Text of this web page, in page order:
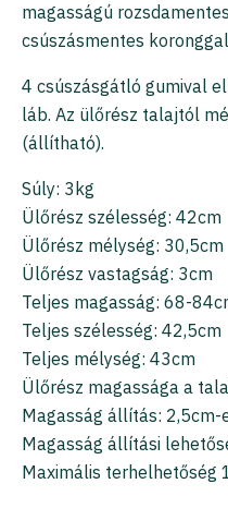
magasságú
csúszásmentes
4 csúszásgátló gumival
láb. Az ülőrész talajtól
(állítható).
Súly: 3kg
Ülőrész szélesség: 42cm
Ülőrész mélység: 30,5cm
Ülőrész vastagság: 3cm
Teljes magasság: 68-
Teljes szélesség: 42,5cm
Teljes mélység: 43cm
Ülőrész magassága a
Magasság állítás: 2,5cm-
Magasság állítási
Maximális terhelhetőség